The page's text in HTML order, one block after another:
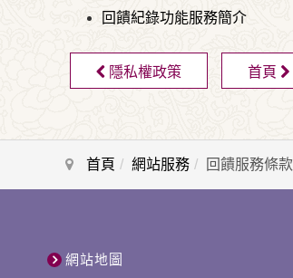
回饋紀錄功能服務簡介
隱私權政策 首頁
首頁 網站服務 回饋服務條款
網站地圖